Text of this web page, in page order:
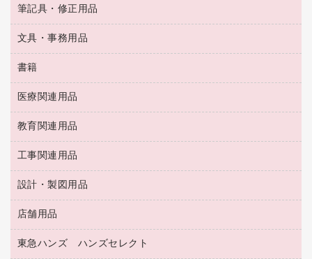
ティッシュペーパー
ダストボックス
タオル・アメニティ用品
スリッパ・サンダル・シューズ
スポーツ・レジャー用品
ゴミ袋
キッチン用品
食品添加物製品
ＯＡタップ／延長コード
その他電子文具
伝票
典礼用品
帳簿
額縁
各種用紙
ルーズリーフ
名刺整理用品
板目表紙・綴込表紙
背幅が伸びるファイル
統一伝票用ファイル
収納保存用品
レターファイル
リングファイル
プレゼン用ファイル
ファイルボックス
筆記具・修正用品
万年筆
消しゴム
修正液・修正ペン
修正テープ
鉛筆
マーキングペン（油性）
マーキングペン（水性）
文具・事務用品
輪ゴム
両面テープ
名札
保管・整理用品
壁面／足元収納
備品／小物ケース
透明テープ 事務用
電話台
書籍
パソコンソフト
医療関連用品
保健用品
使い捨て手袋
感染症対策用品
介護用品
医療関連用品
教育関連用品
教育関連用品
工事関連用品
工事関連用品
設計・製図用品
設計・製図用品
店舗用品
店舗運営用品
東急ハンズ ハンズセレクト